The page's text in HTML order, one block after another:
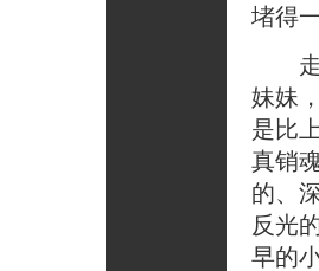
堵得
走
妹妹
是比
真销
的、
反光
早的